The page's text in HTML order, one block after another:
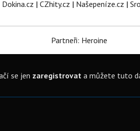
Dokina.cz | CZhity.cz | Našepeníze.cz |
Partneři: Heroine
se jen zaregistrovata můžete tuto